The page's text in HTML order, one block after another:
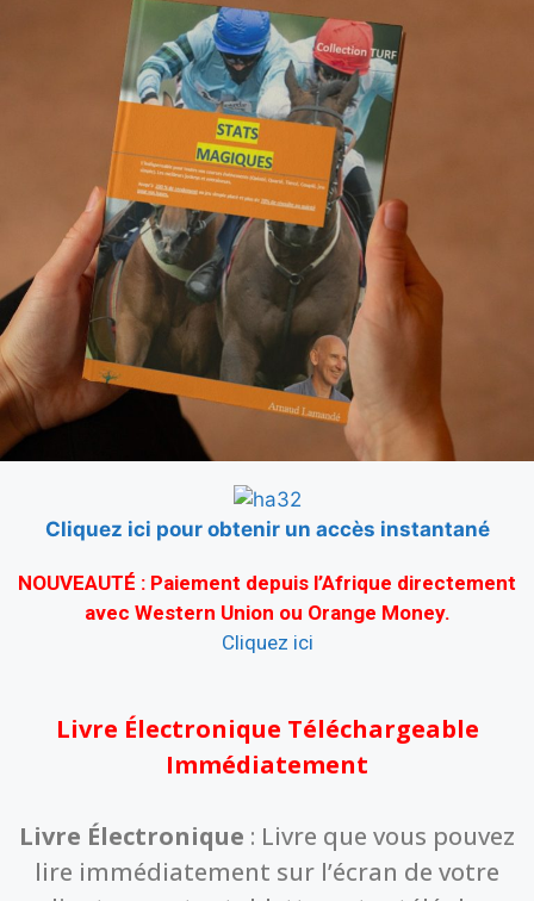
Cliquez ici pour obtenir un accès instantané
NOUVEAUTÉ : Paiement depuis l’Afrique directement
avec Western Union ou Orange Money.
Cliquez ici
Livre Électronique Téléchargeable
Immédiatement
Livre Électronique : Livre que vous pouvez
lire immédiatement sur l’écran de votre